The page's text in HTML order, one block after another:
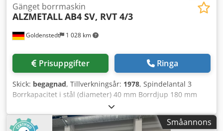
Goldenstedt 1 028 km
Gänget borrmaskin
ALZMETALLAB4 SV, RVT 4/3
Prisuppgifter Ringa
Skick: begagnad, Tillverkningsår: 1978, Spindelantal 3
Borrkapacitet i stål (diameter) 40 mm Borrdjup 180 mm
Maskinvikt ca 2,3 t Chjdpfx Afjd Ih S Ssuja inklusive
kylvätskesystem ytterligare data se bild
Småannons